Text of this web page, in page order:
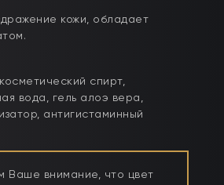
кожи, обладает
спирт,
вода, гель алоэ вера,
антигистаминный
Ваше внимание, что цвет